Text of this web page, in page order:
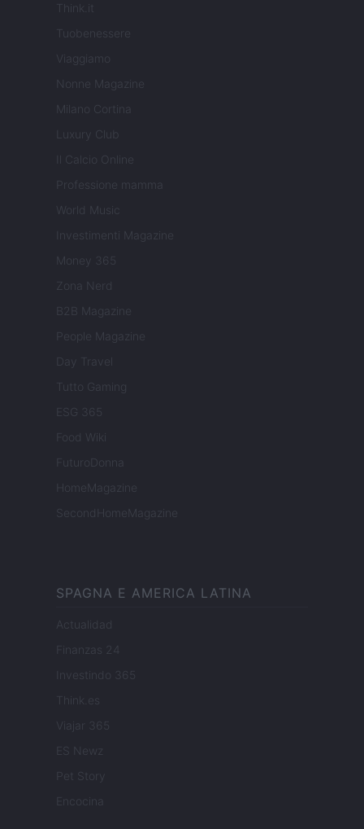
Think.it
Tuobenessere
Viaggiamo
Nonne Magazine
Milano Cortina
Luxury Club
Il Calcio Online
Professione mamma
World Music
Investimenti Magazine
Money 365
Zona Nerd
B2B Magazine
People Magazine
Day Travel
Tutto Gaming
ESG 365
Food Wiki
FuturoDonna
HomeMagazine
SecondHomeMagazine
SPAGNA E AMERICA LATINA
Actualidad
Finanzas 24
Investindo 365
Think.es
Viajar 365
ES Newz
Pet Story
Encocina